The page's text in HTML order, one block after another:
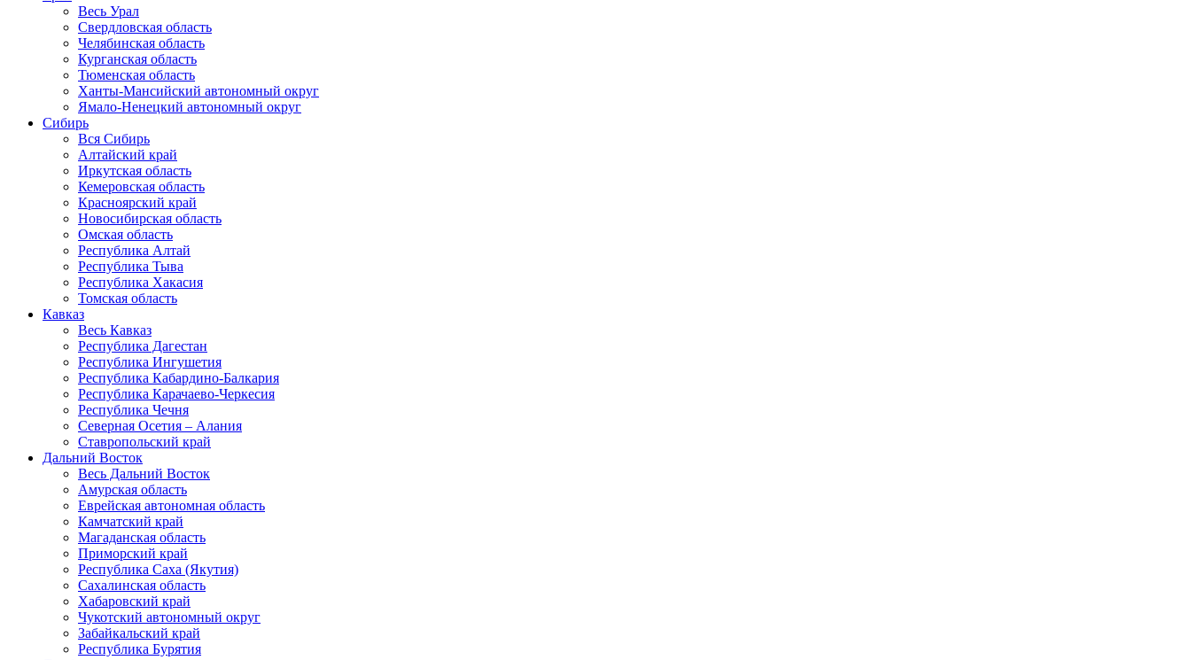
Весь Урал
Свердловская область
Челябинская область
Курганская область
Тюменская область
Ханты-Мансийский автономный округ
Ямало-Ненецкий автономный округ
Сибирь
Вся Сибирь
Алтайский край
Иркутская область
Кемеровская область
Красноярский край
Новосибирская область
Омская область
Республика Алтай
Республика Тыва
Республика Хакасия
Томская область
Кавказ
Весь Кавказ
Республика Дагестан
Республика Ингушетия
Республика Кабардино-Балкария
Республика Карачаево-Черкесия
Республика Чечня
Северная Осетия – Алания
Ставропольский край
Дальний Восток
Весь Дальний Восток
Амурская область
Еврейская автономная область
Камчатский край
Магаданская область
Приморский край
Республика Саха (Якутия)
Сахалинская область
Хабаровский край
Чукотский автономный округ
Забайкальский край
Республика Бурятия